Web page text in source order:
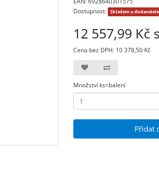
Dostupnost:
Skladem u
12 557,99 Kč
Cena bez DPH: 10 378,50 Kč
Množství ks=balení
Přidat